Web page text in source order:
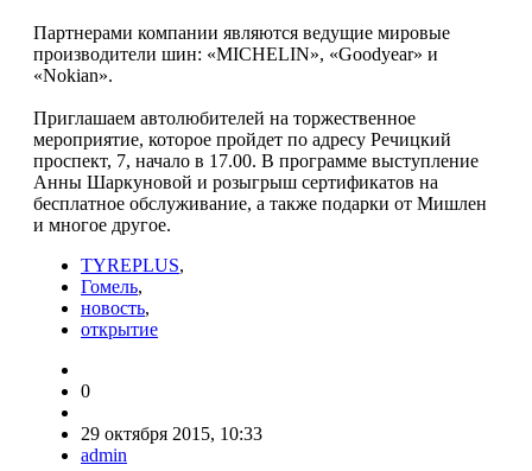
Партнерами компании являются ведущие мировые
производители шин: «MICHELIN», «Goodyear» и
«Nokian».
Приглашаем автолюбителей на торжественное
мероприятие, которое пройдет по адресу Речицкий
проспект, 7, начало в 17.00. В программе выступление
Анны Шаркуновой и розыгрыш сертификатов на
бесплатное обслуживание, а также подарки от Мишлен
и многое другое.
TYREPLUS,
Гомель,
новость,
открытие
0
29 октября 2015, 10:33
admin